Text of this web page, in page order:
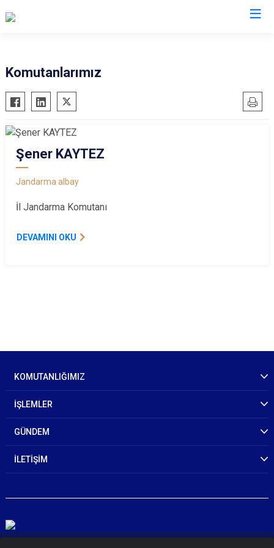
Komutanlarımız
Şener KAYTEZ
Jandarma albay
İl Jandarma Komutanı
DEVAMINI OKU
KOMUTANLIĞIMIZ
İŞLEMLER
GÜNDEM
İLETİŞİM